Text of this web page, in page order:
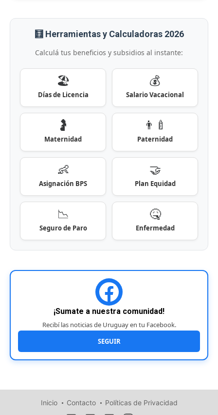
🧮 Herramientas y Calculadoras 2026
Calculá tus beneficios y subsidios al instante:
🏖️
Días de Licencia
💰
Salario Vacacional
🤰
Maternidad
👨‍🍼
Paternidad
👶
Asignación BPS
🤝
Plan Equidad
📉
Seguro de Paro
🤒
Enfermedad
¡Sumate a nuestra comunidad!
Recibí las noticias de Uruguay en tu Facebook.
SEGUIR
Inicio Contacto Políticas de Privacidad